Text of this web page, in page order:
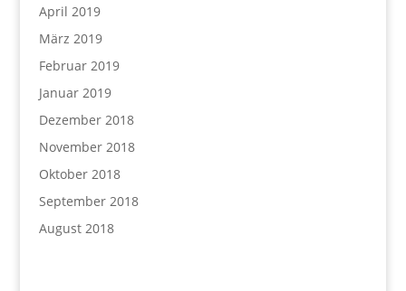
April 2019
März 2019
Februar 2019
Januar 2019
Dezember 2018
November 2018
Oktober 2018
September 2018
August 2018